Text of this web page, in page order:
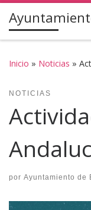
Saltar al contenido
Inicio » Noticias »
NOTICIAS
por Ayuntamiento de